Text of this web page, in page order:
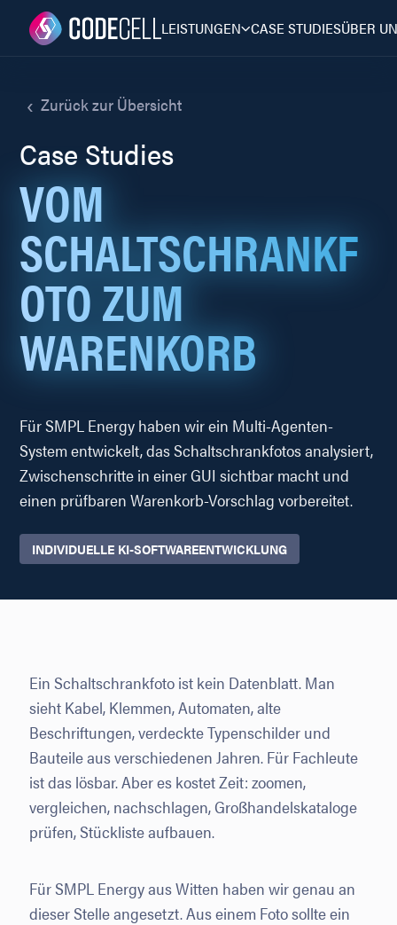
LEISTUNGEN CASE STUDIESÜBER
‹ Zurück zur Übersicht
Case Studies
VOM
SCHALTSCHRANKF
OTO ZUM
WARENKORB
Für SMPL Energy haben wir ein Multi-Agenten-
System entwickelt, das Schaltschrankfotos analysiert,
Zwischenschritte in einer GUI sichtbar macht und
einen prüfbaren Warenkorb-Vorschlag vorbereitet.
INDIVIDUELLE KI-SOFTWAREENTWICKLUNG
Ein Schaltschrankfoto ist kein Datenblatt. Man
sieht Kabel, Klemmen, Automaten, alte
Beschriftungen, verdeckte Typenschilder und
Bauteile aus verschiedenen Jahren. Für Fachleute
ist das lösbar. Aber es kostet Zeit: zoomen,
vergleichen, nachschlagen, Großhandelskataloge
prüfen, Stückliste aufbauen.
Für SMPL Energy aus Witten haben wir genau an
dieser Stelle angesetzt. Aus einem Foto sollte ein